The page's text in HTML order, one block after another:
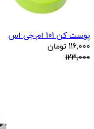
پوست کن 101 ام جی اس
116,000 تومان
123,000